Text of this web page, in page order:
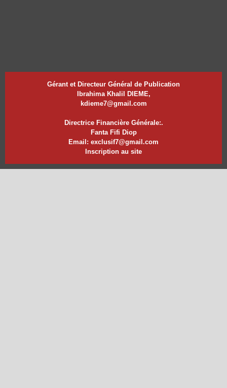
Gérant et Directeur Général de Publication
Ibrahima Khalil DIEME,
kdieme7@gmail.com
Directrice Financière Générale:.
Fanta Fifi Diop
Email: exclusif7@gmail.com
Inscription au site